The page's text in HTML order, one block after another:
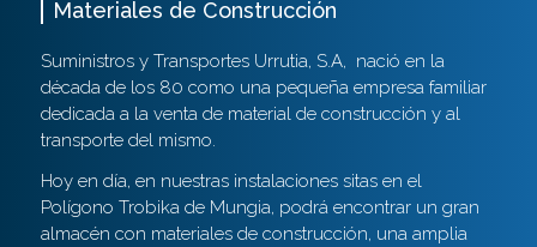
Materiales de Construcción
Suministros y Transportes Urrutia, S.A, nació en la
década de los 80 como una pequeña empresa familiar
dedicada a la venta de material de construcción y al
transporte del mismo.
Hoy en día, en nuestras instalaciones sitas en el
Polígono Trobika de Mungia, podrá encontrar un gran
almacén con materiales de construcción, una amplia